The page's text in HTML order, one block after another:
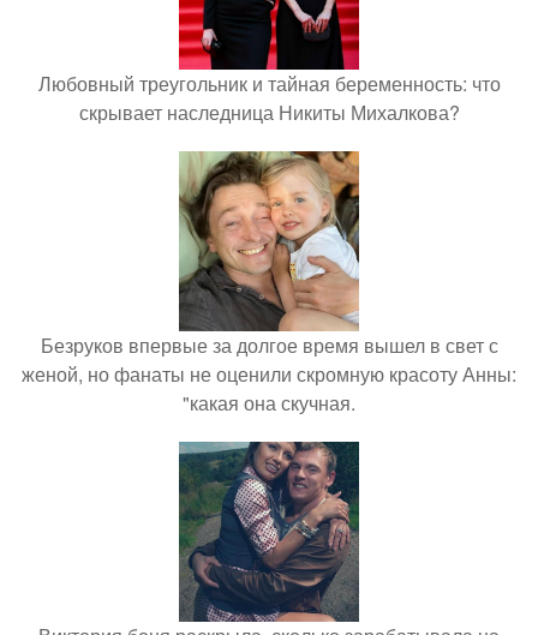
Любовный треугольник и тайная беременность: что
скрывает наследница Никиты Михалкова?
Безруков впервые за долгое время вышел в свет с
женой, но фанаты не оценили скромную красоту Анны:
"какая она скучная.